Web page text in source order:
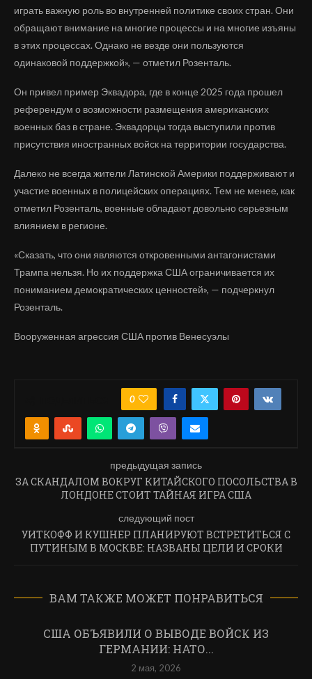
играть важную роль во внутренней политике своих стран. Они
обращают внимание на многие процессы и на многие изъяны
в этих процессах. Однако не везде они пользуются
одинаковой поддержкой», — отметил Розенталь.
Он привел пример Эквадора, где в конце 2025 года прошел
референдум о возможности размещения американских
военных баз в стране. Эквадорцы тогда выступили против
присутствия иностранных войск на территории государства.
Далеко не всегда жители Латинской Америки поддерживают и
участие военных в полицейских операциях. Тем не менее, как
отметил Розенталь, военные обладают довольно серьезным
влиянием в регионе.
«Сказать, что они являются откровенными антагонистами
Трампа нельзя. Но их поддержка США ограничивается их
пониманием демократических ценностей», — подчеркнул
Розенталь.
Вооруженная агрессия США против Венесуэлы
0
предыдущая запись
ЗА СКАНДАЛОМ ВОКРУГ КИТАЙСКОГО ПОСОЛЬСТВА В
ЛОНДОНЕ СТОИТ ТАЙНАЯ ИГРА США
следующий пост
УИТКОФФ И КУШНЕР ПЛАНИРУЮТ ВСТРЕТИТЬСЯ С
ПУТИНЫМ В МОСКВЕ: НАЗВАНЫ ЦЕЛИ И СРОКИ
ВАМ ТАКЖЕ МОЖЕТ ПОНРАВИТЬСЯ
США ОБЪЯВИЛИ О ВЫВОДЕ ВОЙСК ИЗ
ГЕРМАНИИ: НАТО...
2 мая, 2026